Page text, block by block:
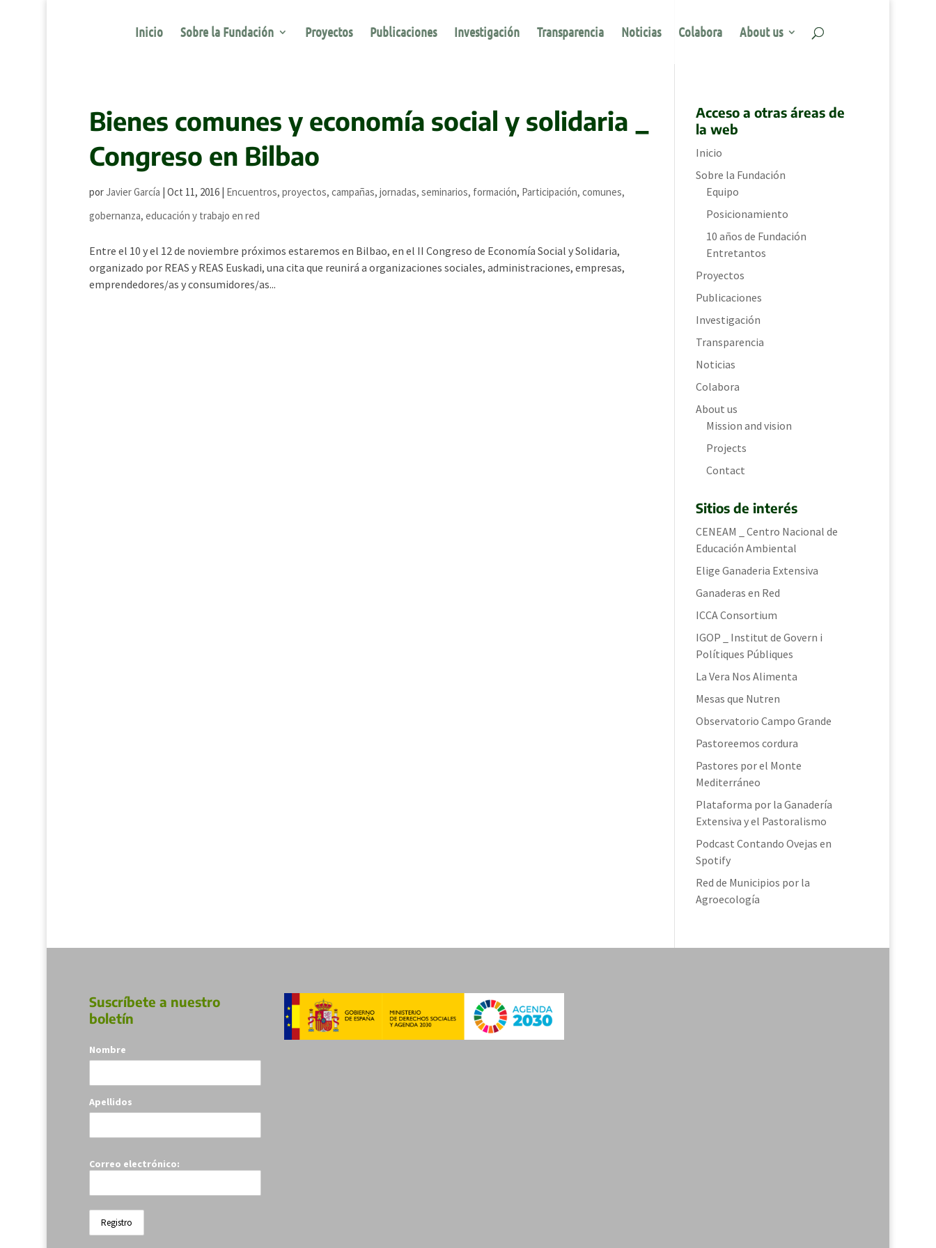
Inicio Sobre la Fundación Proyectos Publicaciones Investigación Transparencia Noticias Colabora About us
Bienes comunes y economía social y solidaria _
Congreso en Bilbao
porJavier García | Oct 11, 2016| Encuentros, proyectos, campañas, jornadas, seminarios, formación, Participación, comunes,
gobernanza, educación y trabajo en red
Entre el 10 y el 12 de noviembre próximos estaremos en Bilbao, en el II Congreso de Economía Social y Solidaria,
organizado por REAS y REAS Euskadi, una cita que reunirá a organizaciones sociales, administraciones, empresas,
emprendedores/as y consumidores/as...
Acceso a otras áreas de
la web
Inicio
Sobre la Fundación
Equipo
Posicionamiento
10 años de Fundación
Entretantos
Proyectos
Publicaciones
Investigación
Transparencia
Noticias
Colabora
About us
Mission and vision
Projects
Contact
Sitios de interés
CENEAM _ Centro Nacional de
Educación Ambiental
Elige Ganaderia Extensiva
Ganaderas en Red
ICCA Consortium
IGOP _ Institut de Govern i
Polítiques Públiques
La Vera Nos Alimenta
Mesas que Nutren
Observatorio Campo Grande
Pastoreemos cordura
Pastores por el Monte
Mediterráneo
Plataforma por la Ganadería
Extensiva y el Pastoralismo
Podcast Contando Ovejas en
Spotify
Red de Municipios por la
Agroecología
Suscríbete a nuestro
boletín
Nombre
Apellidos
Correo electrónico: